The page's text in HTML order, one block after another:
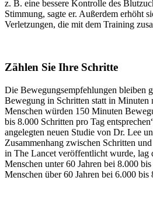
z. B. eine bessere Kontrolle des
Stimmung, sagte er. Außerdem erhöht
Verletzungen, die mit dem Training
Zählen Sie Ihre Schritte
Die Bewegungsempfehlungen bleiben
Bewegung in Schritten statt in Minuten
Menschen würden 150 Minuten
bis 8.000 Schritten pro Tag
angelegten neuen Studie von Dr. Lee
Zusammenhang zwischen Schritten
in The Lancet veröffentlicht wurde, lag
Menschen unter 60 Jahren bei 8.000
Menschen über 60 Jahren bei 6.000 bis